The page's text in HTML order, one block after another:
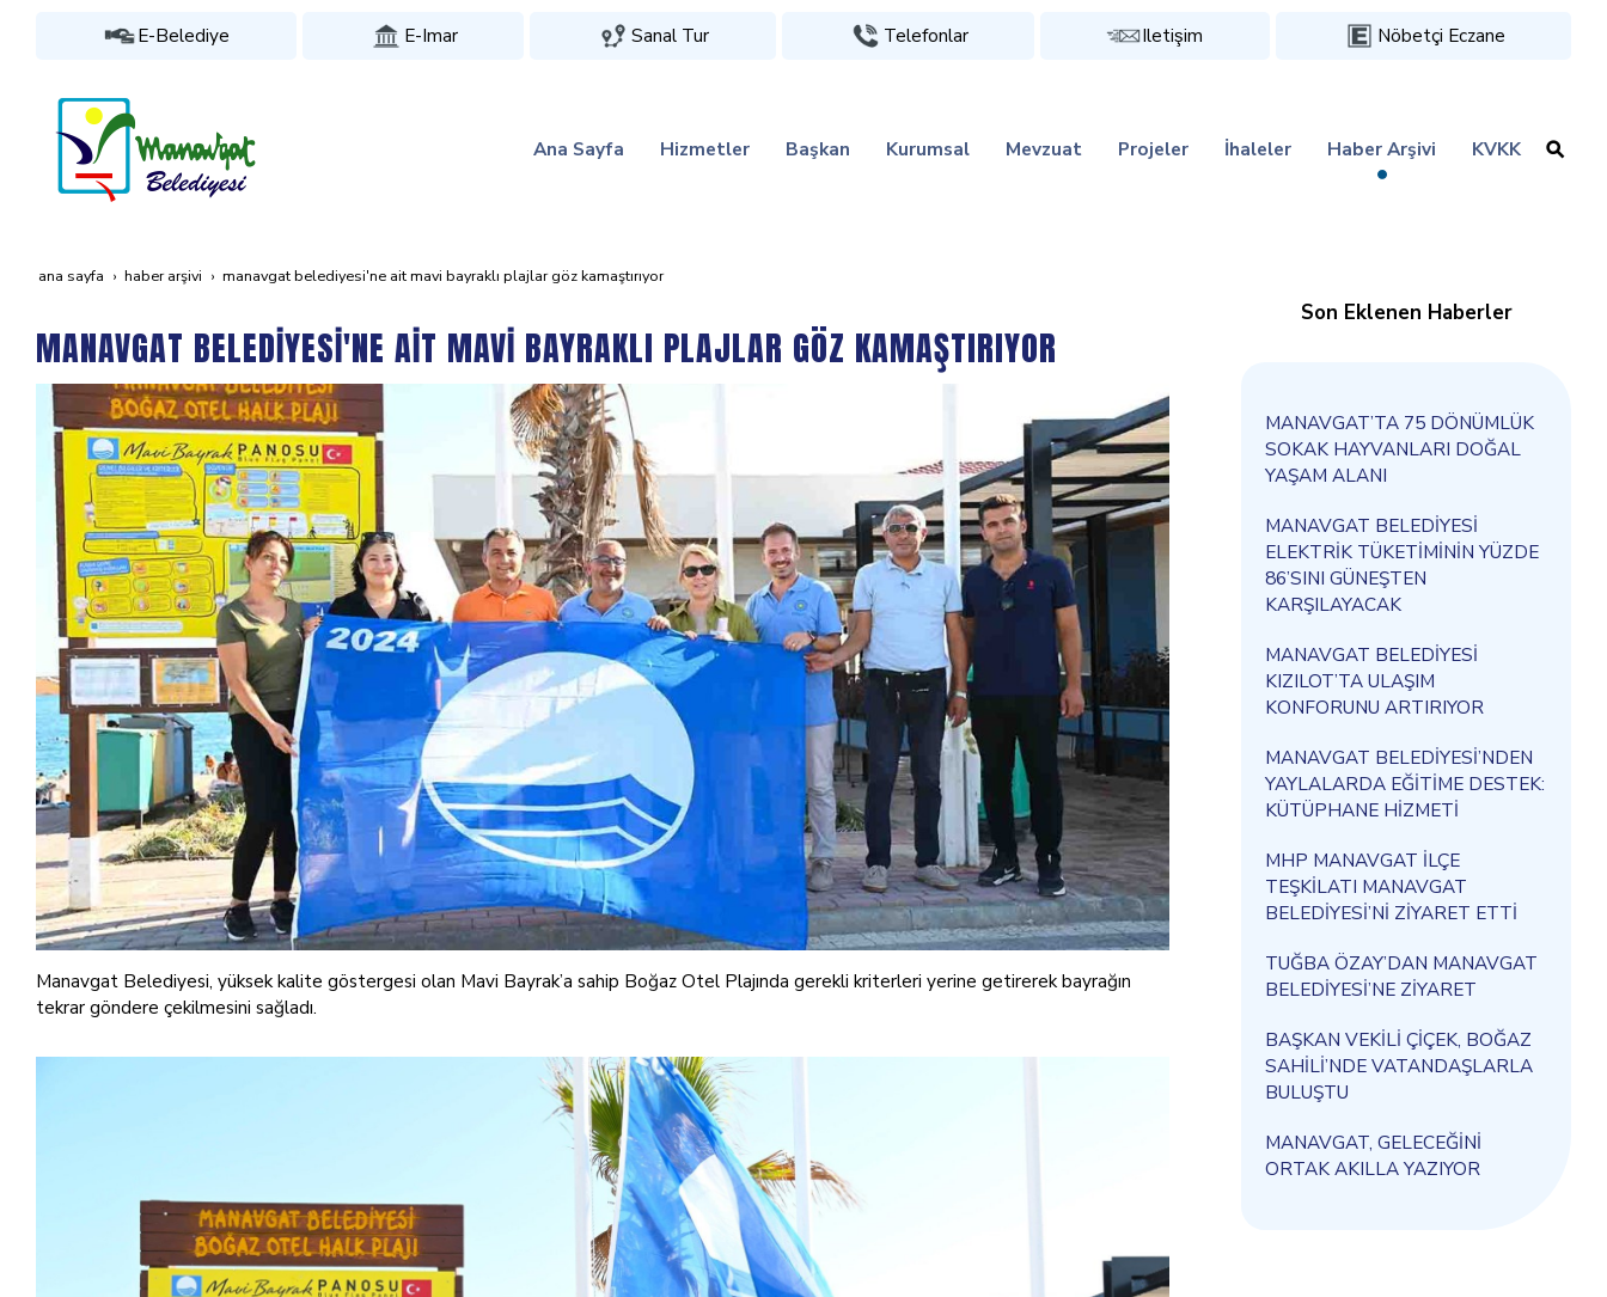
E-Belediye E-Imar Sanal Tur Telefonlar Iletişim Nöbetçi Eczane
Ana Sayfa Hizmetler Başkan Kurumsal Mevzuat Projeler İhaleler Haber Arşivi KVKK
ana sayfa haber arşivi manavgat beledi̇yesi̇'ne ai̇t mavi̇ bayrakli plajlar göz kamaştiriyor
MANAVGAT BELEDİYESİ'NE AİT MAVİ BAYRAKLI PLAJLAR GÖZ KAMAŞTIRIYOR
Manavgat Belediyesi, yüksek kalite göstergesi olan Mavi Bayrak’a sahip Boğaz Otel Plajında gerekli kriterleri yerine getirerek bayrağın
tekrar göndere çekilmesini sağladı.
Son Eklenen Haberler
MANAVGAT’TA 75 DÖNÜMLÜK
SOKAK HAYVANLARI DOĞAL
YAŞAM ALANI
MANAVGAT BELEDİYESİ
ELEKTRİK TÜKETİMİNİN YÜZDE
86’SINI GÜNEŞTEN
KARŞILAYACAK
MANAVGAT BELEDİYESİ
KIZILOT’TA ULAŞIM
KONFORUNU ARTIRIYOR
MANAVGAT BELEDİYESİ’NDEN
YAYLALARDA EĞİTİME DESTEK:
KÜTÜPHANE HİZMETİ
MHP MANAVGAT İLÇE
TEŞKİLATI MANAVGAT
BELEDİYESİ’Nİ ZİYARET ETTİ
TUĞBA ÖZAY’DAN MANAVGAT
BELEDİYESİ’NE ZİYARET
BAŞKAN VEKİLİ ÇİÇEK, BOĞAZ
SAHİLİ’NDE VATANDAŞLARLA
BULUŞTU
MANAVGAT, GELECEĞİNİ
ORTAK AKILLA YAZIYOR